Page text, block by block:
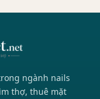
ngành nails
thợ, thuê mặt